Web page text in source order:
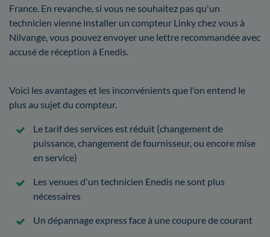
France. En revanche, si vous ne souhaitez pas qu'un
technicien vienne installer un compteur Linky chez vous à
Nilvange, vous pouvez envoyer une lettre recommandée avec
accusé de réception à Enedis.
Voici les avantages et les inconvénients que l'on entend le
plus au sujet du compteur.
Le tarif des services est réduit (changement de
puissance, changement de fournisseur, ou encore mise
en service)
Les venues d'un technicien Enedis ne sont plus
nécessaires
Un dépannage express face à une coupure de courant